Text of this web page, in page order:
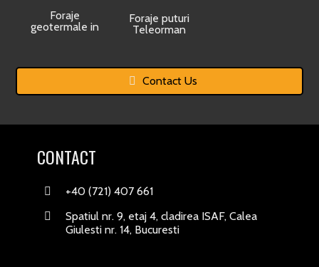
Foraje
geotermale in
Foraje puturi
Teleorman
Contact Us
CONTACT
+40 (721) 407 661
Spatiul nr. 9, etaj 4, cladirea ISAF, Calea
Giulesti nr. 14, Bucuresti